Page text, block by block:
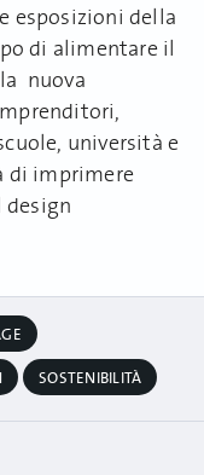
esposizioni della
di alimentare il
nuova
università e
di imprimere
design
SOSTENIBILITÀ